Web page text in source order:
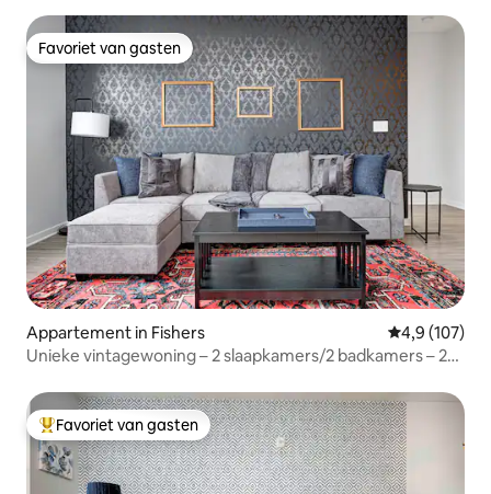
Favoriet van gasten
Favoriet van gasten
Appartement in Fishers Gemiddelde
4,9 (107)
Unieke vintagewoning – 2 slaapkamers/2 badkamers – 2
Topfavoriet van gasten
Favoriet van gasten